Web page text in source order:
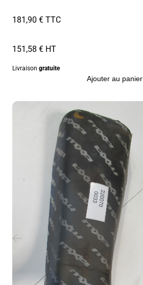
181,90 € TTC
151,58 € HT
Livraison gratuite
Ajouter au panier